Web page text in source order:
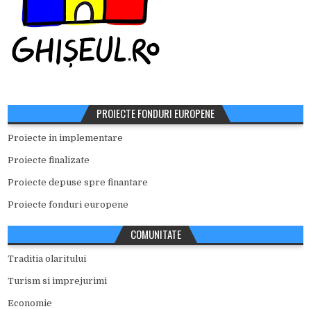
PROIECTE FONDURI EUROPENE
Proiecte in implementare
Proiecte finalizate
Proiecte depuse spre finantare
Proiecte fonduri europene
COMUNITATE
Traditia olaritului
Turism si imprejurimi
Economie